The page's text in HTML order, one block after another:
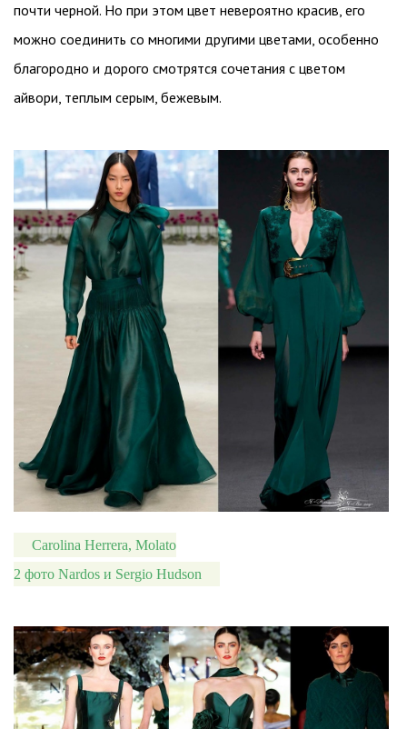
почти черной. Но при этом цвет невероятно красив, его
можно соединить со многими другими цветами, особенно
благородно и дорого смотрятся сочетания с цветом
айвори, теплым серым, бежевым.
Carolina Herrera, Molato
2 фото Nardos и Sergio Hudson